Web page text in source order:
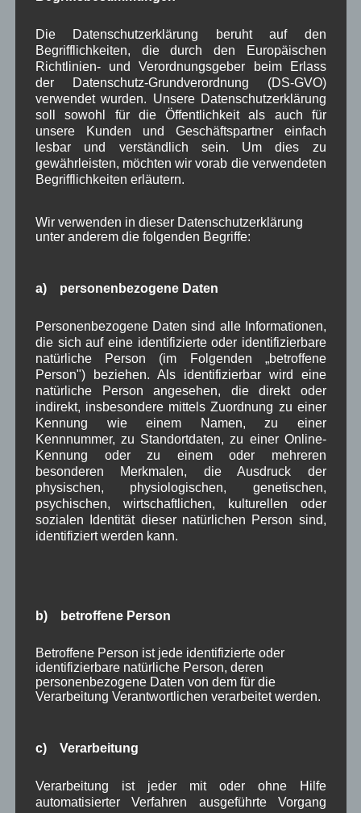
Auch in diesem Jahr
beteiligten sich
Wallgauer Kinder
und Jugendliche an
der weltweiten
Sternsinger-Aktion. Am Dreikönigstag zogen Sie
von Haus zu Haus und brachten Ihren Segen
dieses Haus – in die Häuser der Wallgauer Bürger
und baten um eine Spende für Kinder in Bolivien.
Weiterlesen
in Wallgau Brauchtum,Kirche,Woiga.de
Kunstausstellung im Parkhotel
Wallgau verlängert
Verlängerung der
Kunstaustellung bis
10.01.2016
Einladung zur
Wallgau
Der Künstler ist für Sie von 17 bis 18 Uhr anwesend
Mit Bildern der Ausstellung
Weiterlesen
Die Datenschutzerklärung beruht auf den
Begrifflichkeiten, die durch den Europäischen
Richtlinien- und Verordnungsgeber beim Erlass
der Datenschutz-Grundverordnung (DS-GVO)
verwendet wurden. Unsere Datenschutzerklärung
soll sowohl für die Öffentlichkeit als auch für
unsere Kunden und Geschäftspartner einfach
lesbar und verständlich sein. Um dies zu
gewährleisten, möchten wir vorab die verwendeten
Begrifflichkeiten erläutern.
Wir verwenden in dieser Datenschutzerklärung
unter anderem die folgenden Begriffe:
a) personenbezogene Daten
Personenbezogene Daten sind alle Informationen,
die sich auf eine identifizierte oder identifizierbare
natürliche Person (im Folgenden „betroffene
Person") beziehen. Als identifizierbar wird eine
natürliche Person angesehen, die direkt oder
indirekt, insbesondere mittels Zuordnung zu einer
Kennung wie einem Namen, zu einer
Kennnummer, zu Standortdaten, zu einer Online-
Kennung oder zu einem oder mehreren
besonderen Merkmalen, die Ausdruck der
physischen, physiologischen, genetischen,
psychischen, wirtschaftlichen, kulturellen oder
sozialen Identität dieser natürlichen Person sind,
identifiziert werden kann.
b) betroffene Person
Betroffene Person ist jede identifizierte oder
identifizierbare natürliche Person, deren
personenbezogene Daten von dem für die
Verarbeitung Verantwortlichen verarbeitet werden.
c) Verarbeitung
Verarbeitung ist jeder mit oder ohne Hilfe
automatisierter Verfahren ausgeführte Vorgang